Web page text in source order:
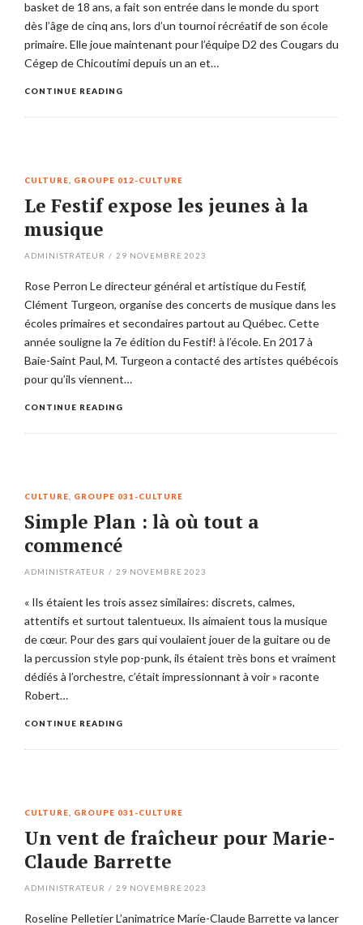
basket de 18 ans, a fait son entrée dans le monde du sport
dès l’âge de cinq ans, lors d’un tournoi récréatif de son école
primaire. Elle joue maintenant pour l’équipe D2 des Cougars du
Cégep de Chicoutimi depuis un an et…
CONTINUE READING
CULTURE GROUPE 012-CULTURE
Le Festif expose les jeunes à la
musique
ADMINISTRATEUR / 29 NOVEMBRE 2023
Rose Perron Le directeur général et artistique du Festif,
Clément Turgeon, organise des concerts de musique dans les
écoles primaires et secondaires partout au Québec. Cette
année souligne la 7e édition du Festif! à l’école. En 2017 à
Baie-Saint Paul, M. Turgeon a contacté des artistes québécois
pour qu’ils viennent…
CONTINUE READING
CULTURE GROUPE 031-CULTURE
Simple Plan : là où tout a
commencé
ADMINISTRATEUR / 29 NOVEMBRE 2023
« Ils étaient les trois assez similaires: discrets, calmes,
attentifs et surtout talentueux. Ils aimaient tous la musique
de cœur. Pour des gars qui voulaient jouer de la guitare ou de
la percussion style pop-punk, ils étaient très bons et vraiment
dédiés à l’orchestre, c’était impressionnant à voir » raconte
Robert…
CONTINUE READING
CULTURE GROUPE 031-CULTURE
Un vent de fraîcheur pour Marie-
Claude Barrette
ADMINISTRATEUR / 29 NOVEMBRE 2023
Roseline Pelletier L’animatrice Marie-Claude Barrette va lancer